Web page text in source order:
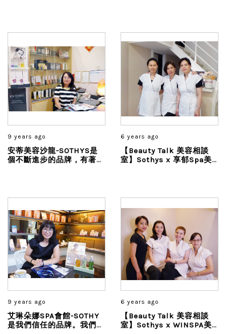
9 years ago
安蒂美容沙龍-SOTHYS是
個不斷進步的品牌，有著專
6 years ago
【Beauty Talk 美容相談
室】Sothys x 享郁Spa美
9 years ago
艾琳朵娜SPA會館-SOTHY
是我們信任的品牌。我們非
6 years ago
【Beauty Talk 美容相談
室】Sothys x WINSPA美